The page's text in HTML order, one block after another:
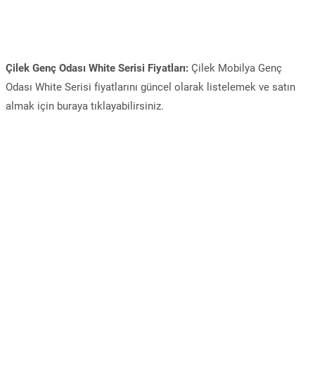
Çilek Genç Odası White Serisi Fiyatları: Çilek Mobilya Genç
Odası White Serisi fiyatlarını güncel olarak listelemek ve satın
almak için buraya tıklayabilirsiniz.